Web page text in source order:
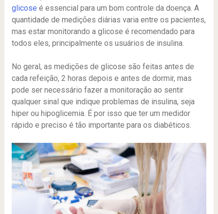
glicose é essencial para um bom controle da doença. A
quantidade de medições diárias varia entre os pacientes,
mas estar monitorando a glicose é recomendado para
todos eles, principalmente os usuários de insulina.
No geral, as medições de glicose são feitas antes de
cada refeição, 2 horas depois e antes de dormir, mas
pode ser necessário fazer a monitoração ao sentir
qualquer sinal que indique problemas de insulina, seja
hiper ou hipoglicemia. É por isso que ter um medidor
rápido e preciso é tão importante para os diabéticos.